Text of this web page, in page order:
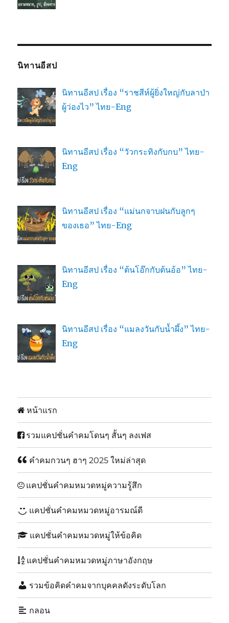
นิทานอีสป
นิทานอีสป เรื่อง “ราชสีห์ผู้ยิ่งใหญ่กับลาป่า
ผู้ว่องไว” ไทย-Eng
นิทานอีสป เรื่อง “วัวกระทิงกับกบ” ไทย-
Eng
นิทานอีสป เรื่อง “แม่นกจาบฝนกับลูกๆ
ของเธอ” ไทย-Eng
นิทานอีสป เรื่อง “ต้นโอ๊กกับต้นอ้อ” ไทย-
Eng
นิทานอีสป เรื่อง “แมลงวันกับน้ำผึ้ง” ไทย-
Eng
หน้าแรก
รวมแคปชั่นคำคมโดนๆ สั้นๆ ลงเฟส
คำคมกวนๆ ฮาๆ 2025 ใหม่ล่าสุด
แคปชั่นคำคมหมวดหมู่ความรู้สึก
แคปชั่นคำคมหมวดหมู่อารมณ์ดี
แคปชั่นคำคมหมวดหมู่ให้ข้อคิด
แคปชั่นคำคมหมวดหมู่ภาษาอังกฤษ
รวมข้อคิดคำคมจากบุคคลดังระดับโลก
กลอน